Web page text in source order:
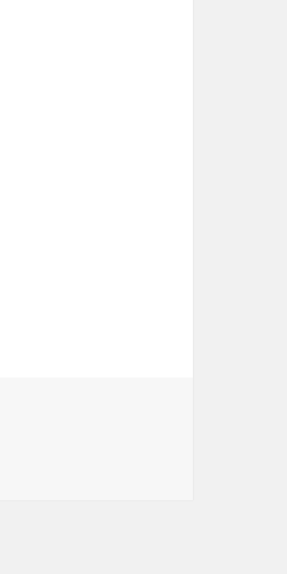
Transportasi